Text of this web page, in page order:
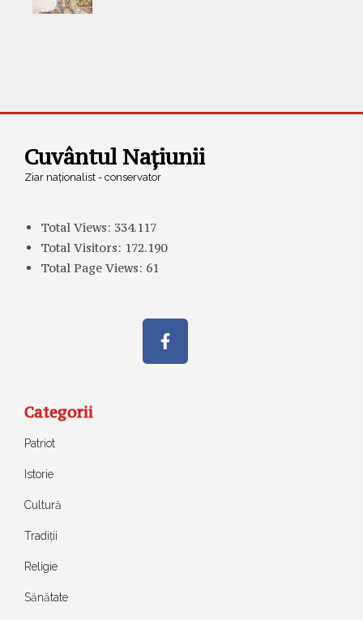
Cuvântul Națiunii
Ziar naționalist - conservator
Total Views: 334.117
Total Visitors: 172.190
Total Page Views: 61
Categorii
Patriot
Istorie
Cultură
Tradiții
Religie
Sănătate